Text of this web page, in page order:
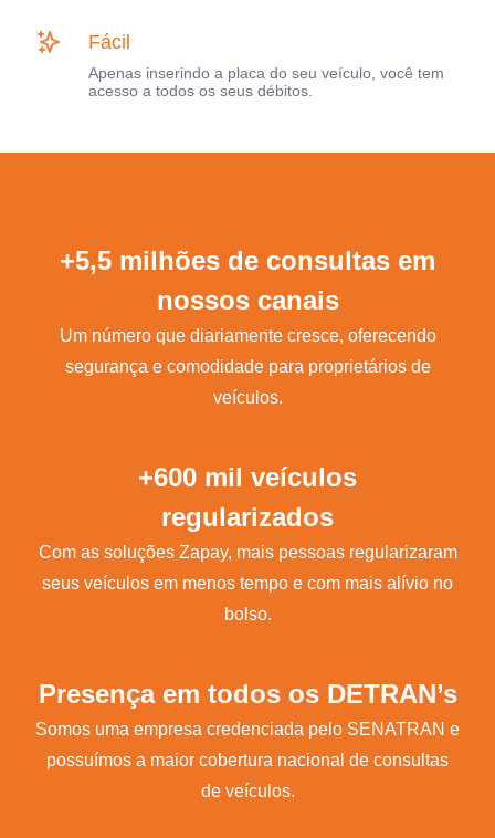
Fácil
Apenas inserindo a placa do seu veículo, você tem
acesso a todos os seus débitos.
+5,5 milhões de consultas em
nossos canais
Um número que diariamente cresce, oferecendo
segurança e comodidade para proprietários de
veículos.
+600 mil veículos
regularizados
Com as soluções Zapay, mais pessoas regularizaram
seus veículos em menos tempo e com mais alívio no
bolso.
Presença em todos os DETRAN’s
Somos uma empresa credenciada pelo SENATRAN e
possuímos a maior cobertura nacional de consultas
de veículos.